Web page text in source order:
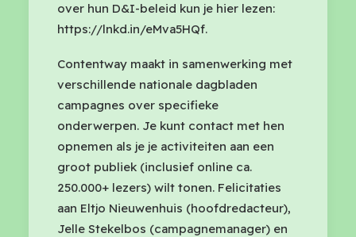
over hun D&I-beleid kun je hier lezen:
https://lnkd.in/eMva5HQf.
Contentway maakt in samenwerking met
verschillende nationale dagbladen
campagnes over specifieke
onderwerpen. Je kunt contact met hen
opnemen als je je activiteiten aan een
groot publiek (inclusief online ca.
250.000+ lezers) wilt tonen. Felicitaties
aan Eltjo Nieuwenhuis (hoofdredacteur),
Jelle Stekelbos (campagnemanager) en